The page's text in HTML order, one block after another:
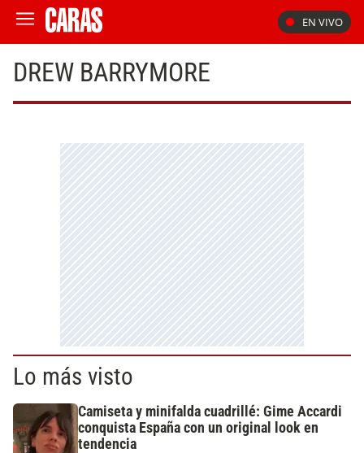
EN VIVO
DREW BARRYMORE
Lo más visto
Camiseta y minifalda cuadrillé: Gime Accardi
conquista España con un original look en
tendencia